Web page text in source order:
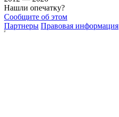
Нашли опечатку?
Сообщите об этом
Партнеры Правовая информация